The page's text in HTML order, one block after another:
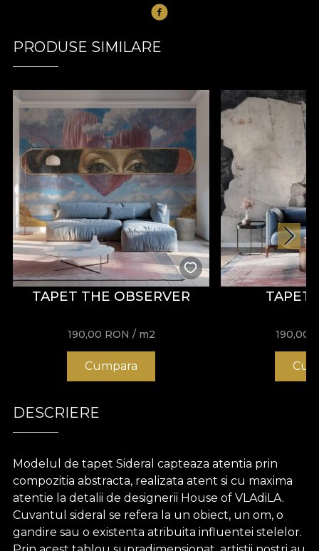
PRODUSE SIMILARE
TAPET THE OBSERVER
190,00 RON / m2
Cumpara
TAPET
190,00
DESCRIERE
Modelul de tapet Sideral capteaza atentia prin
compozitia abstracta, realizata atent si cu maxima
atentie la detalii de designerii House of VLAdiLA.
Cuvantul sideral se refera la un obiect, un om, o
gandire sau o existenta atribuita influentei stelelor.